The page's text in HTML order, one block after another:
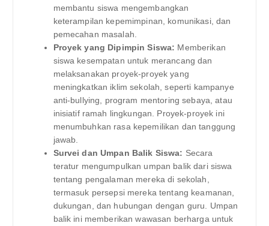
membantu siswa mengembangkan
keterampilan kepemimpinan, komunikasi, dan
pemecahan masalah.
Proyek yang Dipimpin Siswa: Memberikan
siswa kesempatan untuk merancang dan
melaksanakan proyek-proyek yang
meningkatkan iklim sekolah, seperti kampanye
anti-bullying, program mentoring sebaya, atau
inisiatif ramah lingkungan. Proyek-proyek ini
menumbuhkan rasa kepemilikan dan tanggung
jawab.
Survei dan Umpan Balik Siswa: Secara
teratur mengumpulkan umpan balik dari siswa
tentang pengalaman mereka di sekolah,
termasuk persepsi mereka tentang keamanan,
dukungan, dan hubungan dengan guru. Umpan
balik ini memberikan wawasan berharga untuk